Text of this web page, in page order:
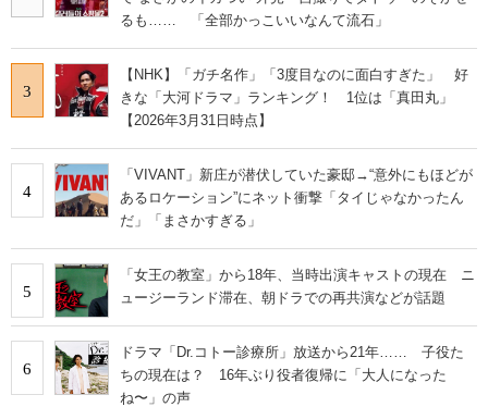
るも…… 「全部かっこいいなんて流石」
3
【NHK】「ガチ名作」「3度目なのに面白すぎた」 好
きな「大河ドラマ」ランキング！ 1位は「真田丸」
【2026年3月31日時点】
4
「VIVANT」新庄が潜伏していた豪邸→“意外にもほどが
あるロケーション”にネット衝撃「タイじゃなかったん
だ」「まさかすぎる」
5
「女王の教室」から18年、当時出演キャストの現在 ニ
ュージーランド滞在、朝ドラでの再共演などが話題
6
ドラマ「Dr.コトー診療所」放送から21年…… 子役た
ちの現在は？ 16年ぶり役者復帰に「大人になった
ね〜」の声